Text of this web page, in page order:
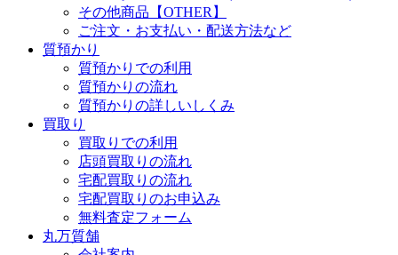
その他商品【OTHER】
ご注文・お支払い・配送方法など
質預かり
質預かりでの利用
質預かりの流れ
質預かりの詳しいしくみ
買取り
買取りでの利用
店頭買取りの流れ
宅配買取りの流れ
宅配買取りのお申込み
無料査定フォーム
丸万質舗